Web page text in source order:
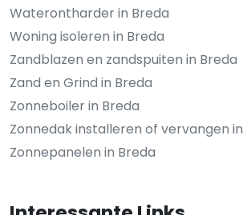
Waterontharder in Breda
Woning isoleren in Breda
Zandblazen en zandspuiten in Breda
Zand en Grind in Breda
Zonneboiler in Breda
Zonnedak installeren of vervangen
Zonnepanelen in Breda